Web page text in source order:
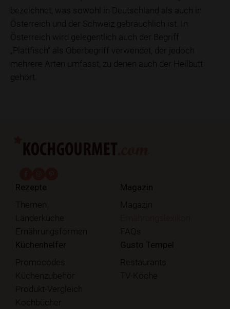
bezeichnet, was sowohl in Deutschland als auch in
Österreich und der Schweiz gebräuchlich ist. In
Österreich wird gelegentlich auch der Begriff
„Plattfisch“ als Oberbegriff verwendet, der jedoch
mehrere Arten umfasst, zu denen auch der Heilbutt
gehört.
Rezepte
Themen
Länderküche
Ernährungsformen
Magazin
Magazin
FAQs
Küchenhelfer
Promocodes
Küchenzubehör
Produkt-Vergleich
Kochbücher
Gusto Tempel
Restaurants
TV-Köche